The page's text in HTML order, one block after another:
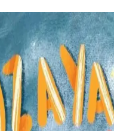
ve Bebek
Tasarruf Yöntemleri
bakımında bütçe dostu
ikinci el
stratejileri ele
Fotokopi Kağıdı
Güvenilir Çözüm